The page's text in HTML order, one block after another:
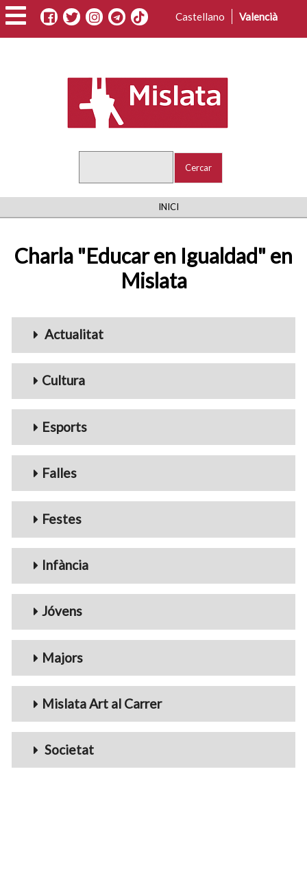
Vés
al
contingut
Castellano Valencià
FIL
INICI
Charla "Educar en Igualdad" en
Mislata
Menu_Videos
Actualitat
Cultura
Esports
Falles
Festes
Infància
Jóvens
Majors
Mislata Art al Carrer
Societat